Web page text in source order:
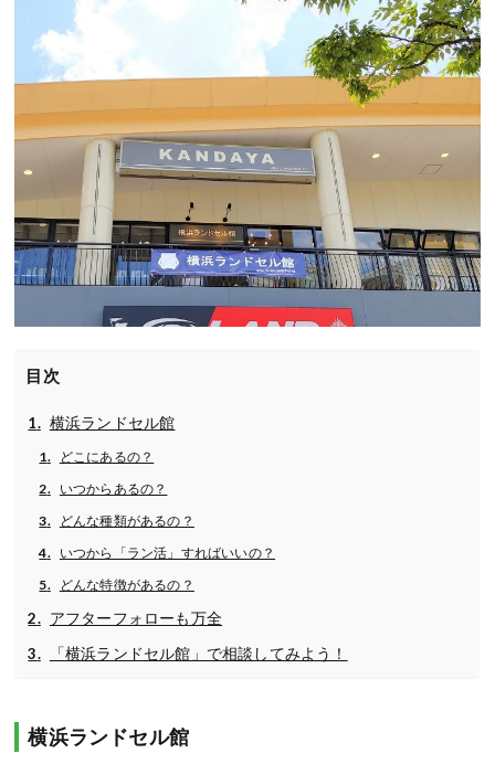
目次
横浜ランドセル館
どこにあるの？
いつからあるの？
どんな種類があるの？
いつから「ラン活」すればいいの？
どんな特徴があるの？
アフターフォローも万全
「横浜ランドセル館」で相談してみよう！
横浜ランドセル館